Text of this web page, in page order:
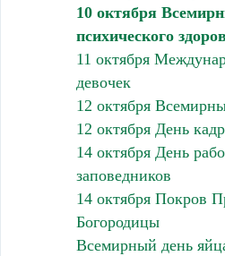
10 октября
психического
11 октября
девочек
12 октября
12 октября День
14 октября День
заповедников
14 октября Покров
Богородицы
Всемирный день